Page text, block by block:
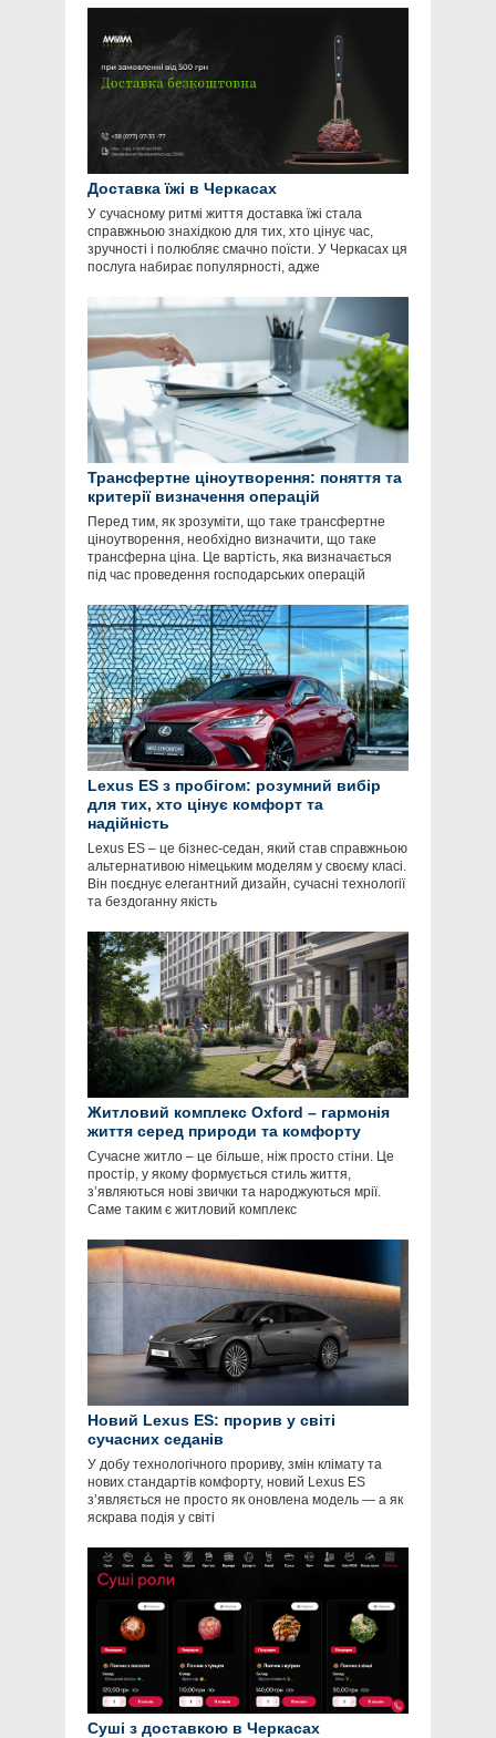
Доставка їжі в Черкасах
У сучасному ритмі життя доставка їжі стала
справжньою знахідкою для тих, хто цінує час,
зручності і полюбляє смачно поїсти. У Черкасах ця
послуга набирає популярності, адже
Трансфертне ціноутворення: поняття та
критерії визначення операцій
Перед тим, як зрозуміти, що таке трансфертне
ціноутворення, необхідно визначити, що таке
трансферна ціна. Це вартість, яка визначається
під час проведення господарських операцій
Lexus ES з пробігом: розумний вибір
для тих, хто цінує комфорт та
надійність
Lexus ES – це бізнес-седан, який став справжньою
альтернативою німецьким моделям у своєму класі.
Він поєднує елегантний дизайн, сучасні технології
та бездоганну якість
Житловий комплекс Oxford – гармонія
життя серед природи та комфорту
Сучасне житло – це більше, ніж просто стіни. Це
простір, у якому формується стиль життя,
з’являються нові звички та народжуються мрії.
Саме таким є житловий комплекс
Новий Lexus ES: прорив у світі
сучасних седанів
У добу технологічного прориву, змін клімату та
нових стандартів комфорту, новий Lexus ES
з’являється не просто як оновлена модель — а як
яскрава подія у світі
Суші з доставкою в Черкасах